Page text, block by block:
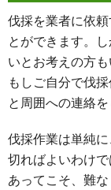
伐採を業者に依
とができます。
いとお考えの方も
もしご自分で伐
と周囲への連絡を
伐採作業は単純
切ればよいわけ
あってこそ、難な